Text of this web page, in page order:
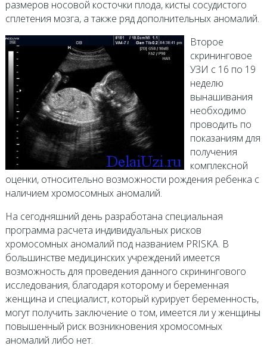
размеров носовой косточки плода, кисты сосудистого
сплетения мозга, а также ряд дополнительных аномалий.
Второе
скрининговое
УЗИ с 16 по 19
неделю
вынашивания
необходимо
проводить по
показаниям для
получения
комплексной
оценки, относительно возможности рождения ребенка с
наличием хромосомных аномалий.
На сегодняшний день разработана специальная
программа расчета индивидуальных рисков
хромосомных аномалий под названием PRISKA. В
большинстве медицинских учреждений имеется
возможность для проведения данного скринингового
исследования, благодаря которому и беременная
женщина и специалист, который курирует беременность,
могут получить заключение о том, имеется ли у женщины
повышенный риск возникновения хромосомных
аномалий либо нет.